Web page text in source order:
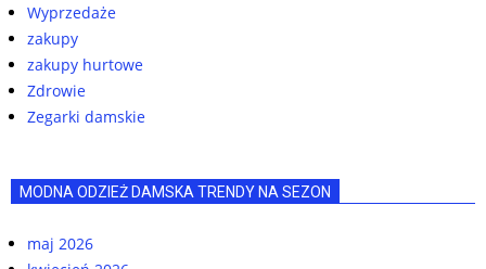
Wyprzedaże
zakupy
zakupy hurtowe
Zdrowie
Zegarki damskie
MODNA ODZIEŻ DAMSKA TRENDY NA SEZON
maj 2026